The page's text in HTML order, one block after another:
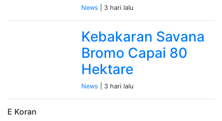
News | 3 hari lalu
Kebakaran Savana
Bromo Capai 80
Hektare
News | 3 hari lalu
E Koran